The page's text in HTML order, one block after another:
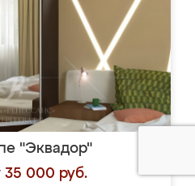
"Эквадор"
35 000 руб.